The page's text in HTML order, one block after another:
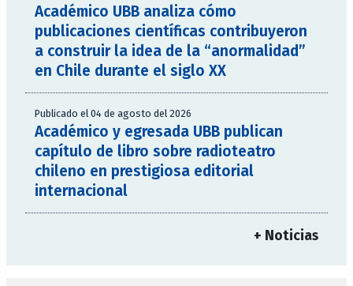
Académico UBB analiza cómo
publicaciones científicas contribuyeron
a construir la idea de la “anormalidad”
en Chile durante el siglo XX
Publicado el 04 de agosto del 2026
Académico y egresada UBB publican
capítulo de libro sobre radioteatro
chileno en prestigiosa editorial
internacional
+ Noticias